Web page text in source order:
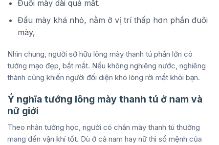
Đuôi mày dài quá mắt.
Đầu mày khá nhỏ, nằm ở vị trí thấp hơn phần đuôi
mày,
Nhìn chung, người sở hữu lông mày thanh tú phần lớn có
tướng mạo đẹp, bắt mắt. Nếu không nghiêng nước, nghiêng
thành cũng khiến người đối diện khó lòng rời mắt khỏi bạn.
Ý nghĩa tướng lông mày thanh tú ở nam và
nữ giới
Theo nhân tướng học, người có chân mày thanh tú thường
mang đến vận khí tốt. Dù ở cả nam hay nữ thì số mệnh của